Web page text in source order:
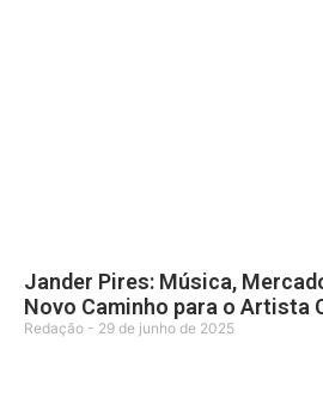
Jander Pires: Música,
Novo Caminho para o Artista
Redação 29 de junho de 2025